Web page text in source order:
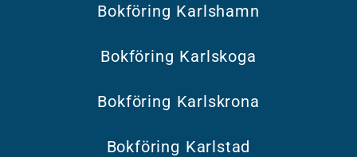
Bokföring Karlshamn
Bokföring Karlskoga
Bokföring Karlskrona
Bokföring Karlstad